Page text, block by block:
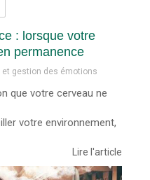
: lorsque votre
permanence
et gestion des émotions
que votre cerveau ne
votre environnement,
Lire l'article